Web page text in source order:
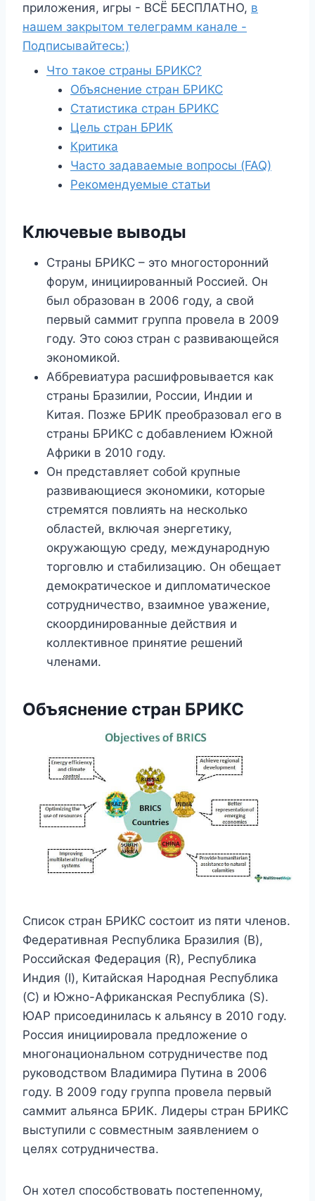
приложения, игры - ВСЁ БЕСПЛАТНО, в
нашем закрытом телеграмм канале -
Подписывайтесь:)
Что такое страны БРИКС?
Объяснение стран БРИКС
Статистика стран БРИКС
Цель стран БРИК
Критика
Часто задаваемые вопросы (FAQ)
Рекомендуемые статьи
Ключевые выводы
Страны БРИКС – это многосторонний
форум, инициированный Россией. Он
был образован в 2006 году, а свой
первый саммит группа провела в 2009
году. Это союз стран с развивающейся
экономикой.
Аббревиатура расшифровывается как
страны Бразилии, России, Индии и
Китая. Позже БРИК преобразовал его в
страны БРИКС с добавлением Южной
Африки в 2010 году.
Он представляет собой крупные
развивающиеся экономики, которые
стремятся повлиять на несколько
областей, включая энергетику,
окружающую среду, международную
торговлю и стабилизацию. Он обещает
демократическое и дипломатическое
сотрудничество, взаимное уважение,
скоординированные действия и
коллективное принятие решений
членами.
Объяснение стран БРИКС
Список стран БРИКС состоит из пяти членов.
Федеративная Республика Бразилия (B),
Российская Федерация (R), Республика
Индия (I), Китайская Народная Республика
(C) и Южно-Африканская Республика (S).
ЮАР присоединилась к альянсу в 2010 году.
Россия инициировала предложение о
многонациональном сотрудничестве под
руководством Владимира Путина в 2006
году. В 2009 году группа провела первый
саммит альянса БРИК. Лидеры стран БРИКС
выступили с совместным заявлением о
целях сотрудничества.
Он хотел способствовать постепенному,